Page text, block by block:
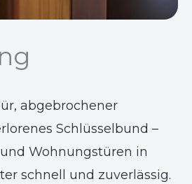
abgebrochener
Schlüsselbund –
Wohnungstüren in
schnell und zuverlässig.